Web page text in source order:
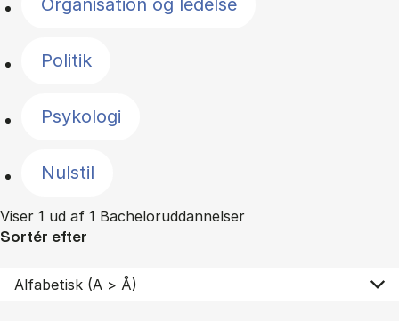
Organisation og ledelse
Politik
Psykologi
Nulstil
Viser 1 ud af 1 Bacheloruddannelser
Sortér efter